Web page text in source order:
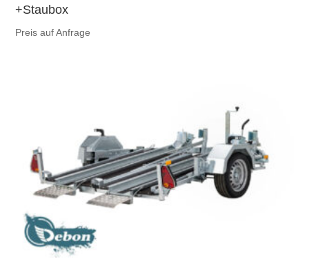
+Staubox
Preis auf Anfrage